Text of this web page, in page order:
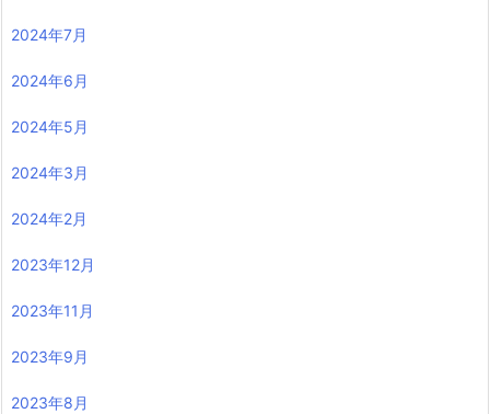
2024年7月
2024年6月
2024年5月
2024年3月
2024年2月
2023年12月
2023年11月
2023年9月
2023年8月